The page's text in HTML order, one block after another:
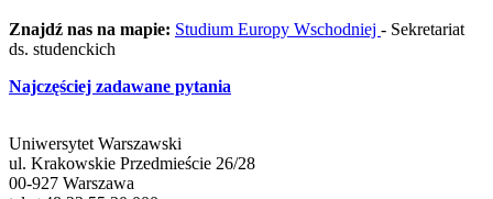
Znajdź nas na mapie: Studium Europy Wschodniej - Sekretariat
ds. studenckich
Najczęściej zadawane pytania
Uniwersytet Warszawski
ul. Krakowskie Przedmieście 26/28
00-927 Warszawa